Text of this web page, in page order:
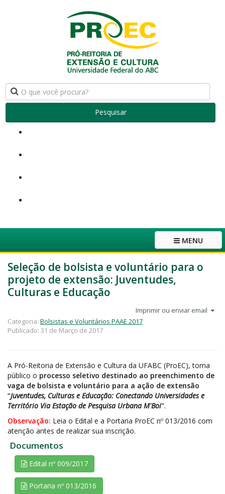
Pesquisar
MENU
Seleção de bolsista e voluntário para o
projeto de extensão: Juventudes,
Culturas e Educação
Imprimir ou enviar email
Categoria: Bolsistas e Voluntários PAAE 2017
Publicado: 31 de Março de 2017
A Pró-Reitoria de Extensão e Cultura da UFABC (ProEC), torna
público o processo seletivo destinado ao preenchimento de
vaga de bolsista e voluntário para a ação de extensão
“Juventudes, Culturas e Educação: Conectando Universidades e
Território Via Estação de Pesquisa Urbana M'Boi".
Observação: Leia o Edital e a Portaria ProEC nº 013/2016 com
atenção antes de realizar sua inscrição.
Documentos
Edital nº 009/2017
Portaria nº 013/2016